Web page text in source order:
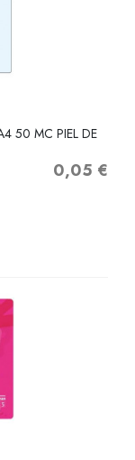
50 MC PIEL DE
Precio
0,05 €